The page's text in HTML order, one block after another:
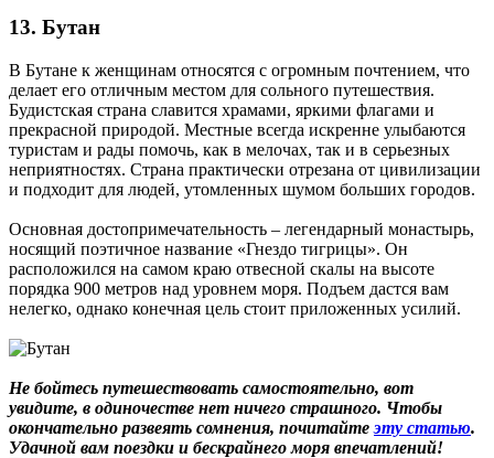
13. Бутан
В Бутане к женщинам относятся с огромным почтением, что
делает его отличным местом для сольного путешествия.
Будистская страна славится храмами, яркими флагами и
прекрасной природой. Местные всегда искренне улыбаются
туристам и рады помочь, как в мелочах, так и в серьезных
неприятностях. Страна практически отрезана от цивилизации
и подходит для людей, утомленных шумом больших городов.
Основная достопримечательность – легендарный монастырь,
носящий поэтичное название «Гнездо тигрицы». Он
расположился на самом краю отвесной скалы на высоте
порядка 900 метров над уровнем моря. Подъем дастся вам
нелегко, однако конечная цель стоит приложенных усилий.
Не бойтесь путешествовать самостоятельно, вот
увидите, в одиночестве нет ничего страшного. Чтобы
окончательно развеять сомнения, почитайтеэту статью.
Удачной вам поездки и бескрайнего моря впечатлений!